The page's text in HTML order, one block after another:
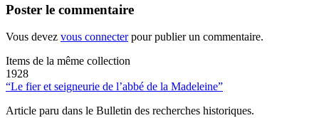
Poster le commentaire
Vous devez vous connecterpour publier un commentaire.
Items de la même collection
1928
“Le fier et seigneurie de l’abbé de la Madeleine”
Article paru dans le Bulletin des recherches historiques.